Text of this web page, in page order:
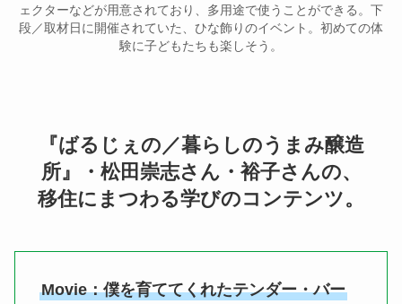
ェクターなどが用意されており、多用途で使うことができる。下
段／取材日に開催されていた、ひな飾りのイベント。初めての体
験に子どもたちも楽しそう。
『ばるじぇの／暮らしのうまみ醸造
所』・松田崇志さん・裕子さんの、
移住にまつわる学びのコンテンツ。
Movie：僕を育ててくれたテンダー・バー